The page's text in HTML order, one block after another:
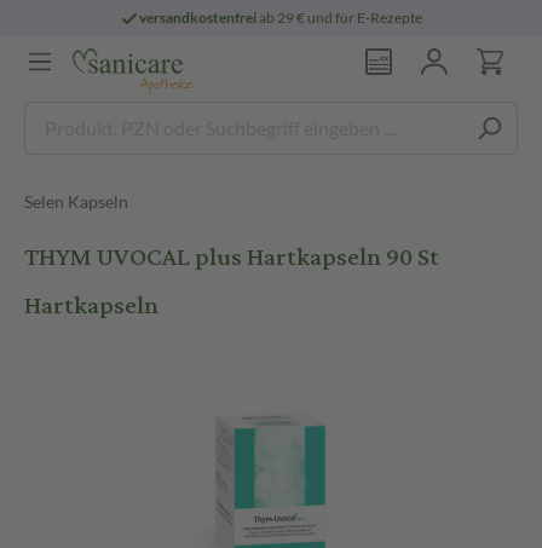
versandkostenfreiab 29 € und für E-Rezepte
Selen Kapseln
THYM UVOCAL plus Hartkapseln 90 St
Hartkapseln